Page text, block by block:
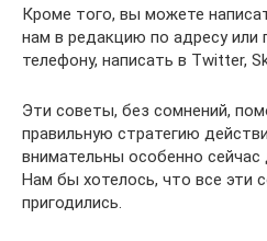
Кроме того, вы можете
нам в редакцию по адресу или
телефону, написать в Twitter,
Эти советы, без сомнений,
правильную стратегию
внимательны особенно сейчас
Нам бы хотелось, что все эти
пригодились.